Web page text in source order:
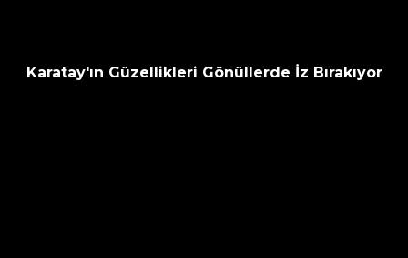
Karatay'ın Güzellikleri Gönüllerde İz Bırakıyor